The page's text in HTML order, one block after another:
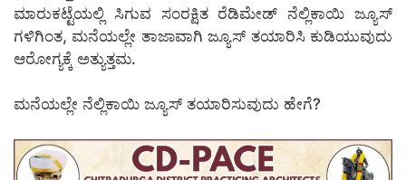
ಮಾರುಕಟ್ಟೆಯಲ್ಲಿ ಸಿಗುವ ಸಂರಕ್ಷಿತ ರೆಡಿಮೇಡ್ ನೆಲ್ಲಿಕಾಯಿ ಜ್ಯೂಸ್‌
ಗಳಿಗಿಂತ, ಮನೆಯಲ್ಲೇ ತಾಜಾವಾಗಿ ಜ್ಯೂಸ್ ತಯಾರಿಸಿ ಕುಡಿಯುವುದು
ಆರೋಗ್ಯಕ್ಕೆ ಅತ್ಯುತ್ತಮ.
ಮನೆಯಲ್ಲೇ ನೆಲ್ಲಿಕಾಯಿ ಜ್ಯೂಸ್ ತಯಾರಿಸುವುದು ಹೇಗೆ?